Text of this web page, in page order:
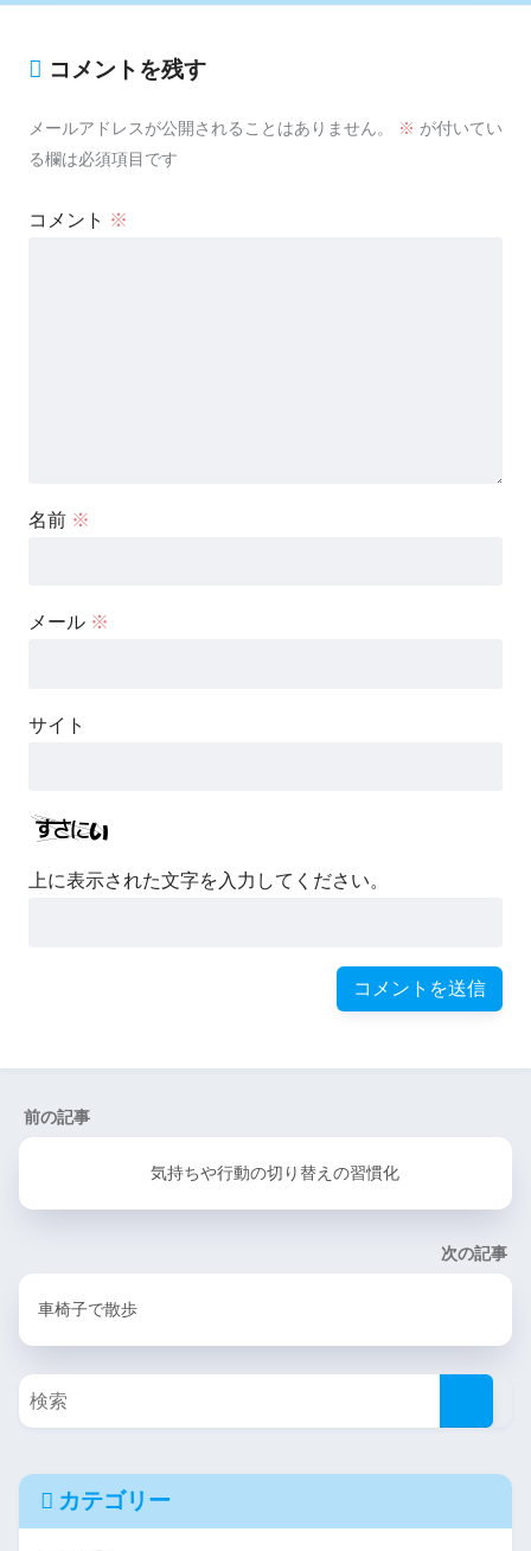
コメントを残す
メールアドレスが公開されることはありません。 ※ が付いてい
る欄は必須項目です
コメント ※
名前 ※
メール ※
サイト
上に表示された文字を入力してください。
前の記事
気持ちや行動の切り替えの習慣化
次の記事
車椅子で散歩
カテゴリー